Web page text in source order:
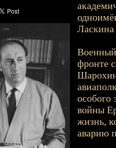
Ласкина
Военный
фронте
особого
войны
жизнь,
аварию